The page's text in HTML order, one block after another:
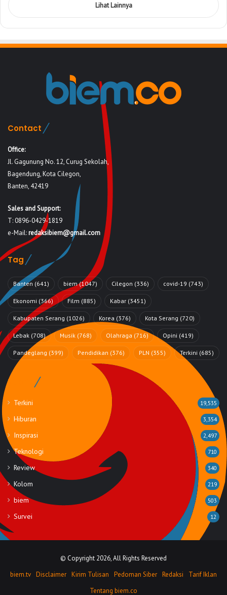
Lihat Lainnya
Contact
Office:
Jl. Gagunung No. 12, Curug Sekolah,
Bagendung, Kota Cilegon,
Banten, 42419
Sales and Support:
T: 0896-0429-1819
e-Mail:redaksibiem@gmail.com
Tag
Banten (641) biem(1047) Cilegon (336) covid-19 (743)
Ekonomi (366) Film (885) Kabar (3451)
Kabupaten Serang (1026) Korea (376) Kota Serang (720)
Lebak (708) Musik (768) Olahraga (716) Opini (419)
Pandeglang (399) Pendidikan (376) PLN (355) Terkini (685)
Rubrik
Terkini 19,535
Hiburan 3,354
Inspirasi 2,497
Teknologi 710
Review 340
Kolom 219
biem 503
Survei 12
© Copyright 2026, All Rights Reserved
biem.tv Disclaimer Kirim Tulisan Pedoman Siber Redaksi
Tarif Iklan
Tentang biem.co